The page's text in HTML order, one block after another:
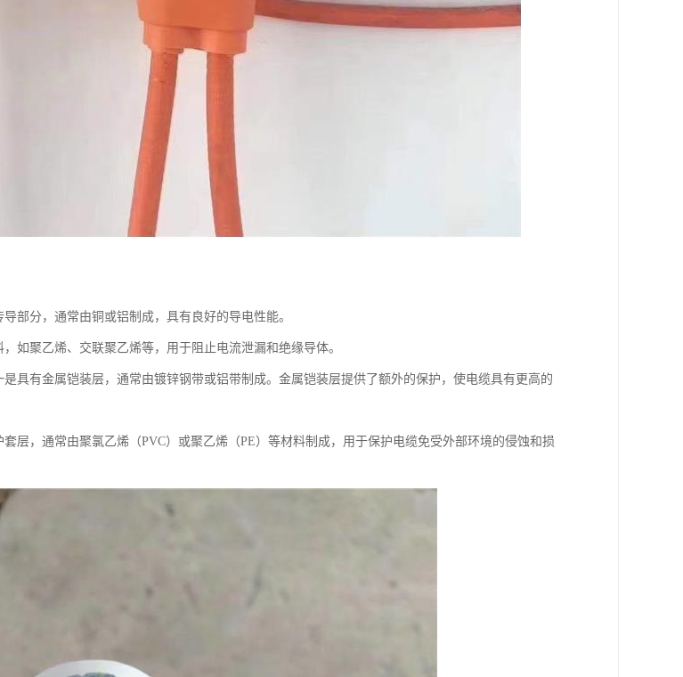
部分，通常由铜或铝制成，具有良好的导电性能。
如聚乙烯、交联聚乙烯等，用于阻止电流泄漏和绝缘导体。
具有金属铠装层，通常由镀锌钢带或铝带制成。金属铠装层提供了额外的保护，使电缆具有更高的
层，通常由聚氯乙烯（PVC）或聚乙烯（PE）等材料制成，用于保护电缆免受外部环境的侵蚀和损